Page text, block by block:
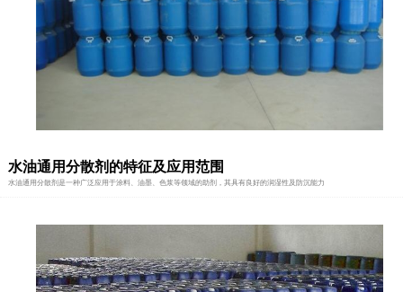
水油通用分散剂的特征及应用范围
水油通用分散剂是一种广泛应用于涂料、油墨、色浆等领域的助剂，其具有良好的润湿性及防沉能力